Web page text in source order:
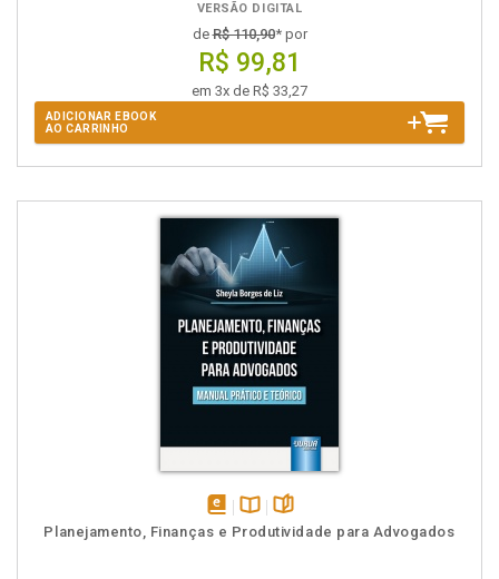
VERSÃO DIGITAL
deR$ 110,90* por
R$ 99,81
em 3x de R$ 33,27
ADICIONAR EBOOK
AO CARRINHO
disponívelDisponível
páginas
Planejamento, Finanças e Produtividade para Advogados